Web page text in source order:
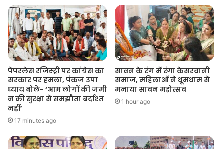
पेपरलेस रजिस्ट्री पर कांग्रेस का
सरकार पर हमला, पंकज उपा
ध्याय बोले- ‘आम लोगों की जमी
न की सुरक्षा से समझौता बर्दाश्त
नहीं’
17 minutes ago
सावन के रंग में रंगा केसरवानी
समाज, महिलाओं ने धूमधाम से
मनाया सावन महोत्सव
1 hour ago